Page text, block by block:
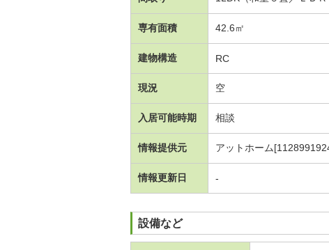
専有面積 42.6㎡
建物構造 RC
現況 空
入居可能時期 相談
情報提供元 アットホーム
情報更新日 -
設備など